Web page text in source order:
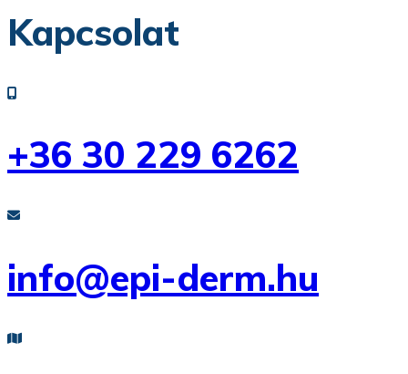
Kapcsolat
+36 30 229 6262
info@epi-derm.hu